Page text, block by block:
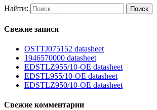
Найти:
Свежие записи
OSTTJ075152 datasheet
1946570000 datasheet
EDSTLZ955/10-OE datasheet
EDSTL955/10-OE datasheet
EDSTLZ950/10-OE datasheet
Свежие комментарии